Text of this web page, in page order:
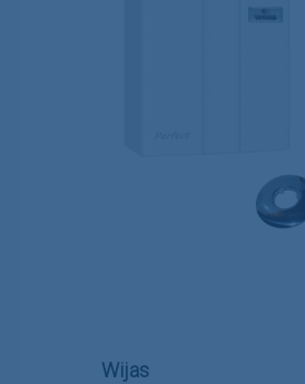
Wijas